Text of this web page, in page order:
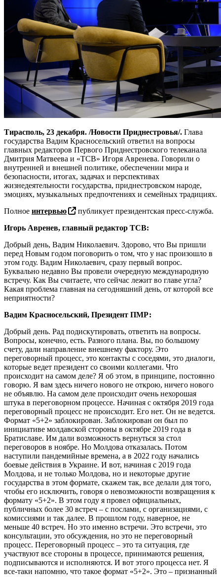
Тирасполь, 23 декабря. /Новости Приднестровья/. Глава
государства Вадим Красносельский ответил на вопросы
главных редакторов Первого Приднестровского телеканала
Дмитрия Матвеева и «ТСВ» Игоря Авренева. Говорили о
внутренней и внешней политике, обеспечении мира и
безопасности, итогах, задачах и перспективах
жизнедеятельности государства, приднестровском народе,
эмоциях, музыкальных предпочтениях и семейных традициях.
Полное интервью
публикует президентская пресс-служба.
Игорь Авренев, главный редактор ТСВ:
Добрый день, Вадим Николаевич. Здорово, что Вы пришли
перед Новым годом поговорить о том, что у нас произошло в
этом году. Вадим Николаевич, сразу первый вопрос.
Буквально недавно Вы провели очередную международную
встречу. Как Вы считаете, что сейчас лежит во главе угла?
Какая проблема главная на сегодняшний день, от которой все
неприятности?
Вадим Красносельский, Президент ПМР:
Добрый день. Рад подискутировать, ответить на вопросы.
Вопросы, конечно, есть. Разного плана. Вы, по большому
счету, дали направление внешнему фактору. Это
переговорный процесс, это контакты с соседями, это диалоги,
которые ведет президент со своими коллегами. Что
происходит на самом деле? Я об этом, в принципе, постоянно
говорю. Я вам здесь ничего нового не открою, ничего нового
не объявлю. На самом деле происходит очень нехорошая
штука в переговорном процессе. Начиная с октября 2019 года
переговорный процесс не происходит. Его нет. Он не ведется.
Формат «5+2» заблокирован. Заблокирован он был по
инициативе молдавской стороны в октябре 2019 года в
Братиславе. Им дали возможность вернуться за стол
переговоров в ноябре. Но Молдова отказалась. Потом
наступили пандемийные времена, а в 2022 году начались
боевые действия в Украине. И вот, начиная с 2019 года
Молдова, и не только Молдова, но и некоторые другие
государства в этом формате, скажем так, все делали для того,
чтобы его исключить, говоря о невозможности возвращения к
формату «5+2». В этом году я провел официальных,
публичных более 30 встреч – с послами, с организациями, с
комиссиями и так далее. В прошлом году, наверное, не
меньше 40 встреч. Но это именно встречи. Это встречи, это
консультации, это обсуждения, но это не переговорный
процесс. Переговорный процесс – это та ситуация, где
участвуют все стороны в процессе, принимаются решения,
подписываются и исполняются. И вот этого процесса нет. Я
все-таки напомню, что такое формат «5+2». Это – признанный